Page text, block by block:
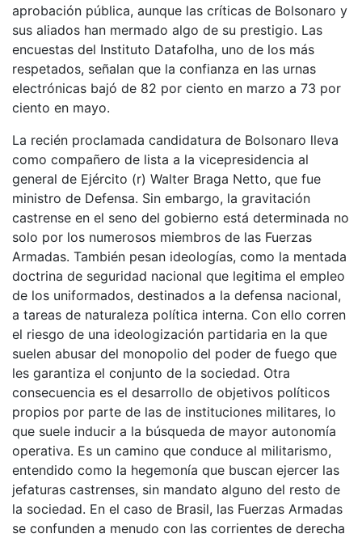
aprobación pública, aunque las críticas de Bolsonaro y
sus aliados han mermado algo de su prestigio. Las
encuestas del Instituto Datafolha, uno de los más
respetados, señalan que la confianza en las urnas
electrónicas bajó de 82 por ciento en marzo a 73 por
ciento en mayo.
La recién proclamada candidatura de Bolsonaro lleva
como compañero de lista a la vicepresidencia al
general de Ejército (r) Walter Braga Netto, que fue
ministro de Defensa. Sin embargo, la gravitación
castrense en el seno del gobierno está determinada no
solo por los numerosos miembros de las Fuerzas
Armadas. También pesan ideologías, como la mentada
doctrina de seguridad nacional que legitima el empleo
de los uniformados, destinados a la defensa nacional,
a tareas de naturaleza política interna. Con ello corren
el riesgo de una ideologización partidaria en la que
suelen abusar del monopolio del poder de fuego que
les garantiza el conjunto de la sociedad. Otra
consecuencia es el desarrollo de objetivos políticos
propios por parte de las de instituciones militares, lo
que suele inducir a la búsqueda de mayor autonomía
operativa. Es un camino que conduce al militarismo,
entendido como la hegemonía que buscan ejercer las
jefaturas castrenses, sin mandato alguno del resto de
la sociedad. En el caso de Brasil, las Fuerzas Armadas
se confunden a menudo con las corrientes de derecha